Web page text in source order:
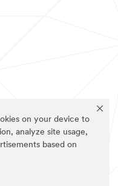
on your device to
analyze site usage,
based on